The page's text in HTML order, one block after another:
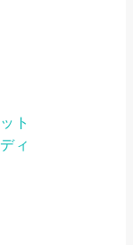
ト
ィ